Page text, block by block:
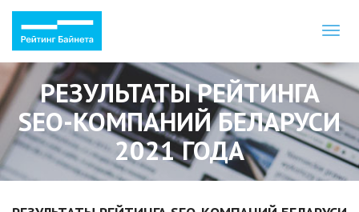
РЕЗУЛЬТАТЫ РЕЙТИНГА
SEO-КОМПАНИЙ БЕЛАРУСИ
2021 ГОДА